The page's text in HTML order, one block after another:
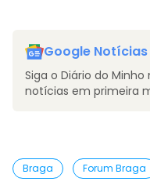
Google Notícias
Siga o Diário do
notícias em primeira
Braga Forum Braga